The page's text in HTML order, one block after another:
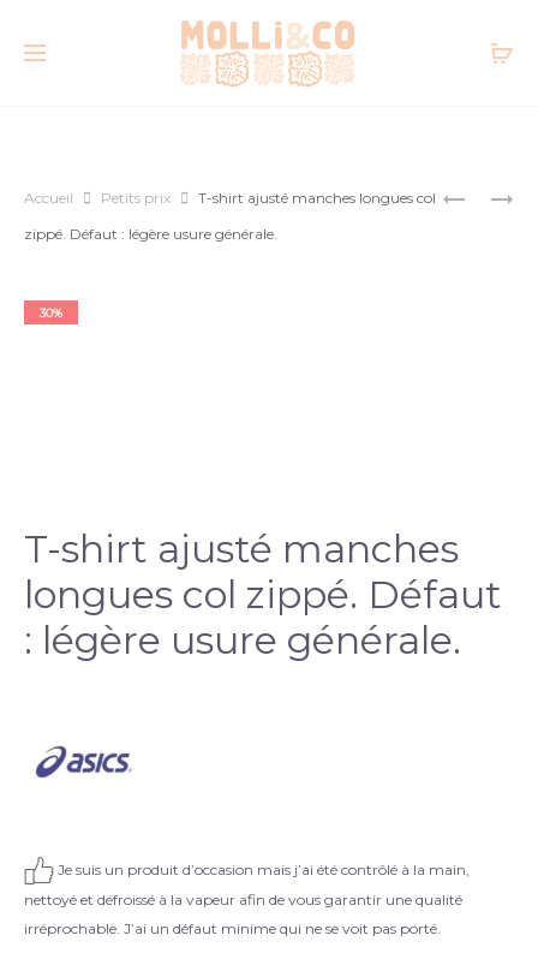
Accueil Petits prix
T-shirt ajusté manches longues col
zippé. Défaut : légère usure générale.
30%
T-shirt ajusté manches
longues col zippé. Défaut
: légère usure générale.
Je suis un produit d’occasion mais j’ai été contrôlé à la main,
nettoyé et défroissé à la vapeur afin de vous garantir une qualité
irréprochable. J’ai un défaut minime qui ne se voit pas porté.